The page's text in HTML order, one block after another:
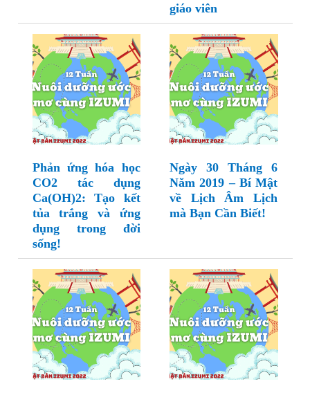
giáo viên
Phản ứng hóa học
CO2 tác dụng
Ca(OH)2: Tạo kết
tủa trắng và ứng
dụng trong đời
sống!
Ngày 30 Tháng 6
Năm 2019 – Bí Mật
về Lịch Âm Lịch
mà Bạn Cần Biết!